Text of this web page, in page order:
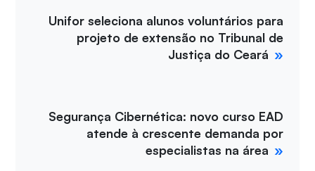
Unifor seleciona alunos voluntários para
projeto de extensão no Tribunal de
Justiça do Ceará
Segurança Cibernética: novo curso EAD
atende à crescente demanda por
especialistas na área